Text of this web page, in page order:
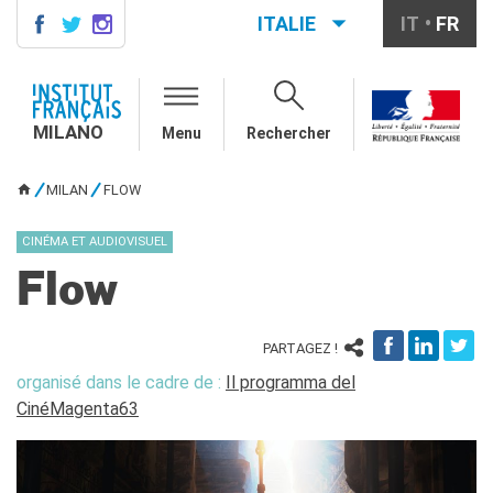
AGENDA
CONTACTS
Cours quadrimestriels et
Cours privés sur mesure
Cours de préparation
DELF/DALF
Corsi su piattaforma
ITALIE IT FR
MILANO Menu Rechercher
MILAN FLOW
CINÉMA ET AUDIOVISUEL
Flow
PARTAGEZ !
organisé dans le cadre de : Il programma del
CinéMagenta63